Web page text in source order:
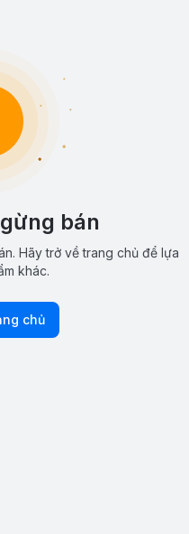
bán
Hãy trở về trang chủ để lựa
khác.
chủ